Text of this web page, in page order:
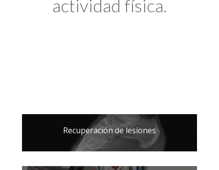
actividad física.
Recuperación de lesiones